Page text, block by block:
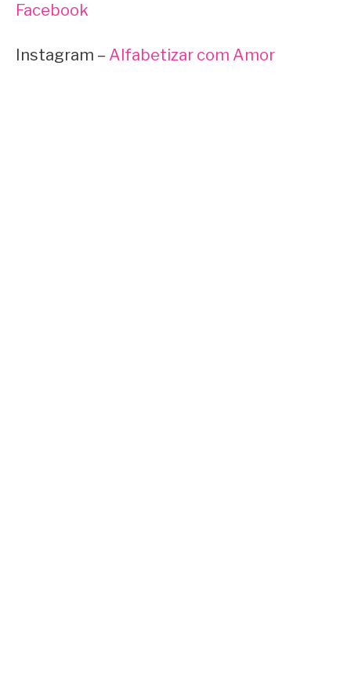
Facebook
Instagram – Alfabetizar com Amor